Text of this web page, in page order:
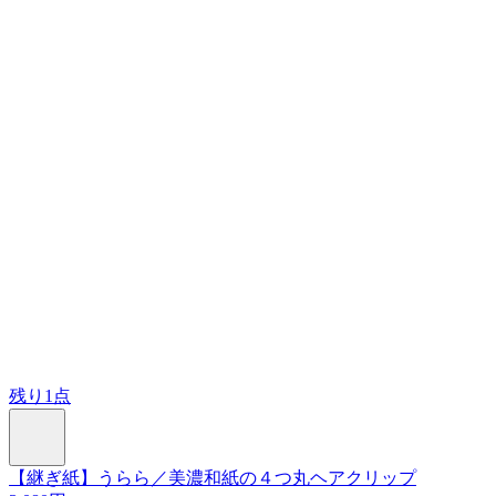
残り1点
【継ぎ紙】うらら／美濃和紙の４つ丸ヘアクリップ